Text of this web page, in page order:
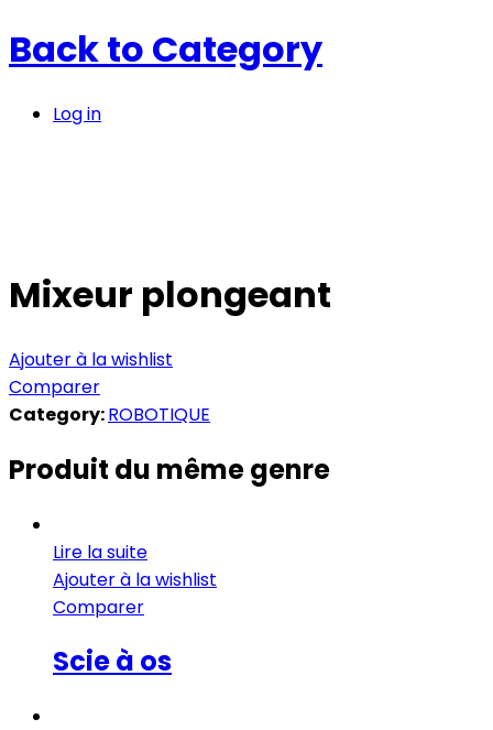
Back to Category
Log in
Mixeur plongeant
Ajouter à la wishlist
Comparer
Category:ROBOTIQUE
Produit du même genre
Lire la suite
Ajouter à la wishlist
Comparer
Scie à os